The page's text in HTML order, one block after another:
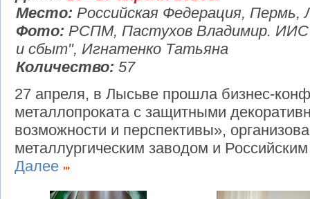
Место: Российская Федерация, Пермь,
Фото: РСПМ, Пастухов Владимир.
и сбыт", Игнатенко Татьяна
Количество: 57
27 апреля, в Лысьве прошла бизнес-
металлопроката с защитными
возможности и перспективы»,
металлургическим заводом и
Далее